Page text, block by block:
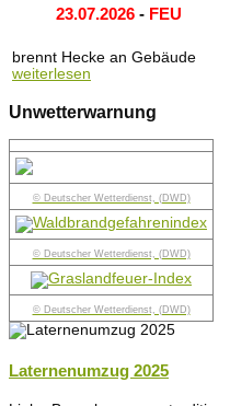
23.07.2026- FEU
brennt Hecke an Gebäude
weiterlesen
Unwetterwarnung
© Deutscher Wetterdienst, (DWD)
© Deutscher Wetterdienst, (DWD)
© Deutscher Wetterdienst, (DWD)
Laternenumzug 2025